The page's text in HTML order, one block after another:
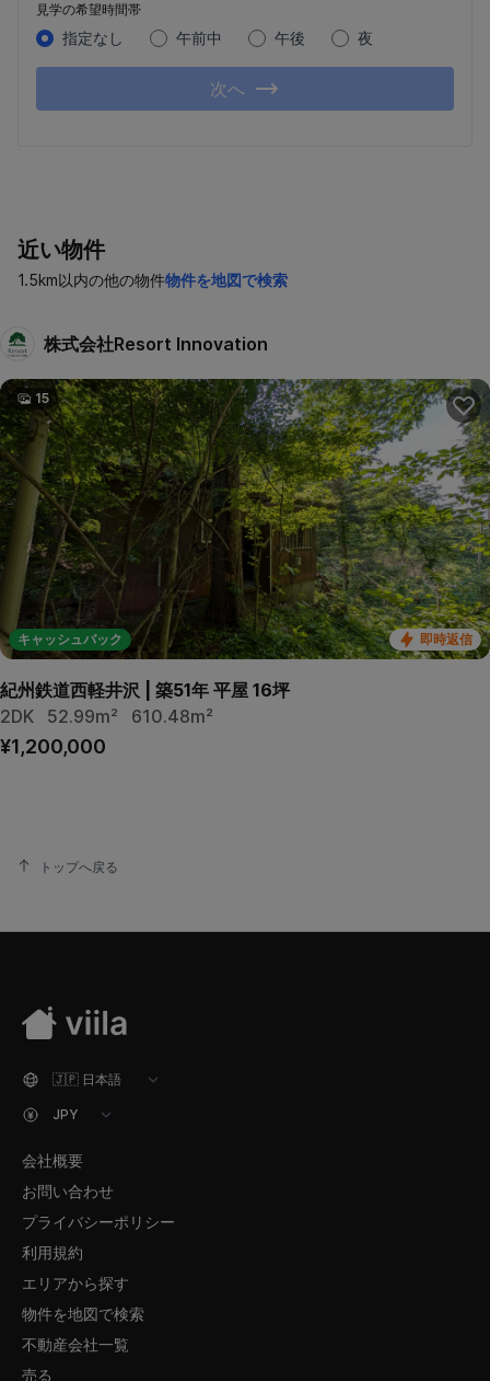
見学の希望時間帯
指定なし 午前中 午後 夜
次へ
近い物件
1.5km以内の他の物件物件を地図で検索
株式会社Resort Innovation
即時返信
キャッシュバック
15
紀州鉄道西軽井沢 | 築51年 平屋 16坪
2DK
52.99m² 610.48m²
¥1,200,000
トップへ戻る
会社概要
お問い合わせ
プライバシーポリシー
利用規約
エリアから探す
物件を地図で検索
不動産会社一覧
売る